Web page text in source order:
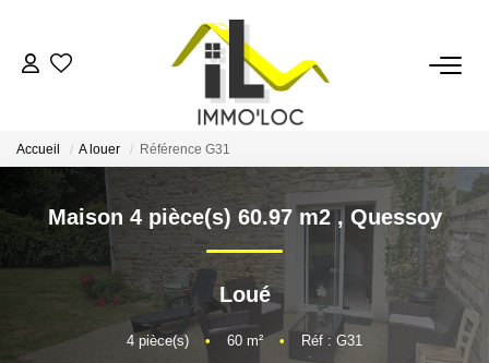
ACCUEIL
LOUER
FAIRE GÉRER
MON AGENCE
Accueil A louer Référence G31
Maison 4 pièce(s) 60.97 m2, Quessoy
Loué
4 pièce(s) • 60 m² • Réf : G31